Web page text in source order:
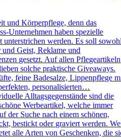
und Körperpflege, denn das
Unternehmen haben spezielle
unterstrichen werden. Es soll
Geist, Reklame und
gesetzt. Auf allen Pflegeartikeln
solche praktische Giveaways.
feine Badesalze, Lippenpflege
personalisierten…
Alltagsgegenstände sind die
Werbeartikel, welche immer
der Suche nach einem schönen,
bestickt oder graviert werden.
alle Arten von Geschenken, die